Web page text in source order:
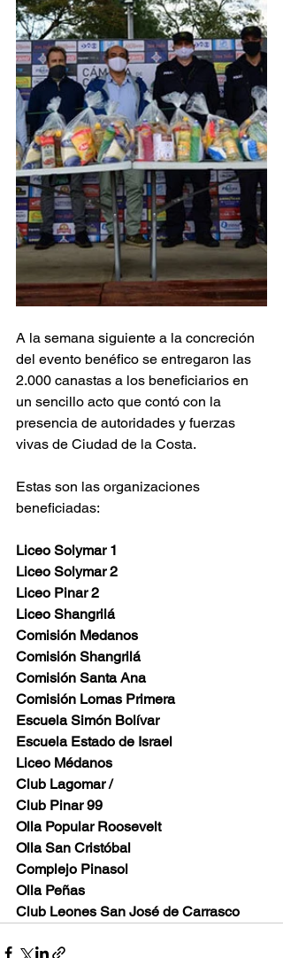
A la semana siguiente a la concreción
del evento benéfico se entregaron las
2.000 canastas a los beneficiarios en
un sencillo acto que contó con la
presencia de autoridades y fuerzas
vivas de Ciudad de la Costa.
Estas son las organizaciones
beneficiadas:
Liceo Solymar 1
Liceo Solymar 2
Liceo Pinar 2
Liceo Shangrilá
Comisión Medanos
Comisión Shangrilá
Comisión Santa Ana
Comisión Lomas Primera
Escuela Simón Bolívar
Escuela Estado de Israel
Liceo Médanos
Club Lagomar /
Club Pinar 99
Olla Popular Roosevelt
Olla San Cristóbal
Complejo Pinasol
Olla Peñas
Club Leones San José de Carrasco